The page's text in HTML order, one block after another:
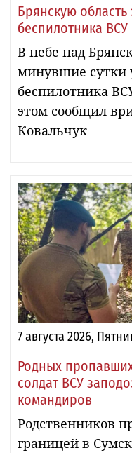
Брянскую область
беспилотника ВСУ
В небе над
минувшие сутки
беспилотника
этом сообщил
Ковальчук
7 августа 2026,
Родных
солдат ВСУ
командиров
Родственников
границей в